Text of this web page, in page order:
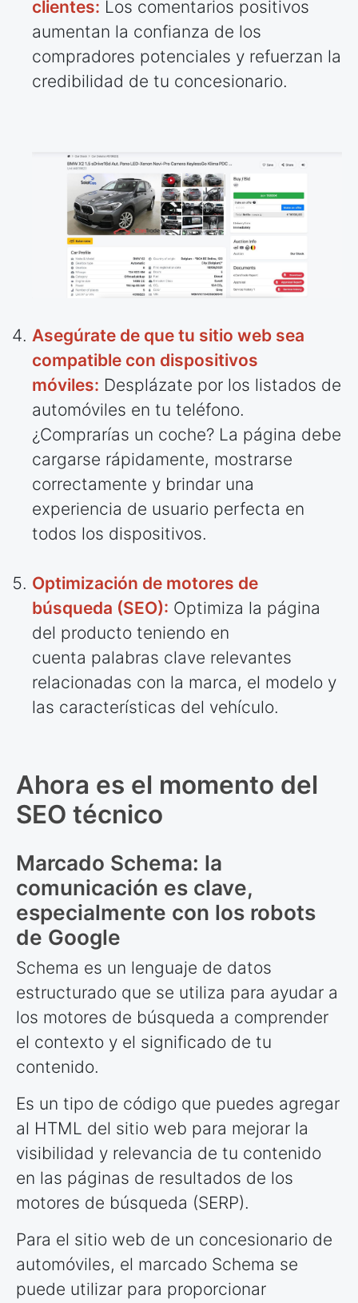
clientes: Los comentarios positivos
aumentan la confianza de los
compradores potenciales y refuerzan la
credibilidad de tu concesionario.
Asegúrate de que tu sitio web sea
compatible con dispositivos
móviles: Desplázate por los listados de
automóviles en tu teléfono.
¿Comprarías un coche? La página debe
cargarse rápidamente, mostrarse
correctamente y brindar una
experiencia de usuario perfecta en
todos los dispositivos.
Optimización de motores de
búsqueda (SEO): Optimiza la página
del producto teniendo en
cuenta palabras clave relevantes
relacionadas con la marca, el modelo y
las características del vehículo.
Ahora es el momento del
SEO técnico
Marcado Schema: la
comunicación es clave,
especialmente con los robots
de Google
Schema es un lenguaje de datos
estructurado que se utiliza para ayudar a
los motores de búsqueda a comprender
el contexto y el significado de tu
contenido.
Es un tipo de código que puedes agregar
al HTML del sitio web para mejorar la
visibilidad y relevancia de tu contenido
en las páginas de resultados de los
motores de búsqueda (SERP).
Para el sitio web de un concesionario de
automóviles, el marcado Schema se
puede utilizar para proporcionar